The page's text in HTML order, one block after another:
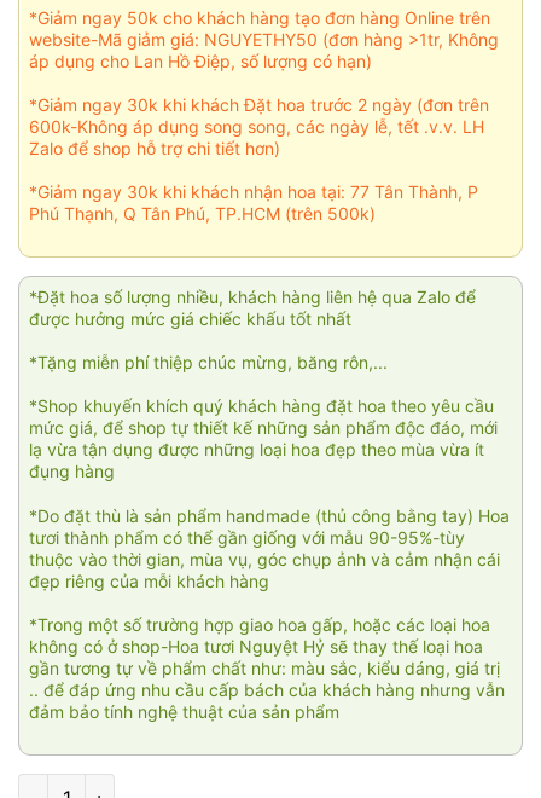
*Giảm ngay 50k cho khách hàng tạo đơn hàng Online trên
website-Mã giảm giá: NGUYETHY50 (đơn hàng >1tr, Không
áp dụng cho Lan Hồ Điệp, số lượng có hạn)
*Giảm ngay 30k khi khách Đặt hoa trước 2 ngày (đơn trên
600k-Không áp dụng song song, các ngày lễ, tết .v.v. LH
Zalo để shop hỗ trợ chi tiết hơn)
*Giảm ngay 30k khi khách nhận hoa tại: 77 Tân Thành, P
Phú Thạnh, Q Tân Phú, TP.HCM (trên 500k)
*Đặt hoa số lượng nhiều, khách hàng liên hệ qua Zalo để
được hưởng mức giá chiếc khấu tốt nhất
*Tặng miễn phí thiệp chúc mừng, băng rôn,...
*Shop khuyến khích quý khách hàng đặt hoa theo yêu cầu
mức giá, để shop tự thiết kế những sản phẩm độc đáo, mới
lạ vừa tận dụng được những loại hoa đẹp theo mùa vừa ít
đụng hàng
*Do đặt thù là sản phẩm handmade (thủ công bằng tay) Hoa
tươi thành phẩm có thể gần giống với mẫu 90-95%-tùy
thuộc vào thời gian, mùa vụ, góc chụp ảnh và cảm nhận cái
đẹp riêng của mỗi khách hàng
*Trong một số trường hợp giao hoa gấp, hoặc các loại hoa
không có ở shop-Hoa tươi Nguyệt Hỷ sẽ thay thế loại hoa
gần tương tự về phẩm chất như: màu sắc, kiểu dáng, giá trị
.. để đáp ứng nhu cầu cấp bách của khách hàng nhưng vẫn
đảm bảo tính nghệ thuật của sản phẩm
Tím số lượng